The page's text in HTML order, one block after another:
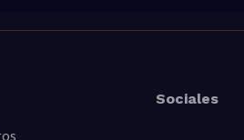
Sociales